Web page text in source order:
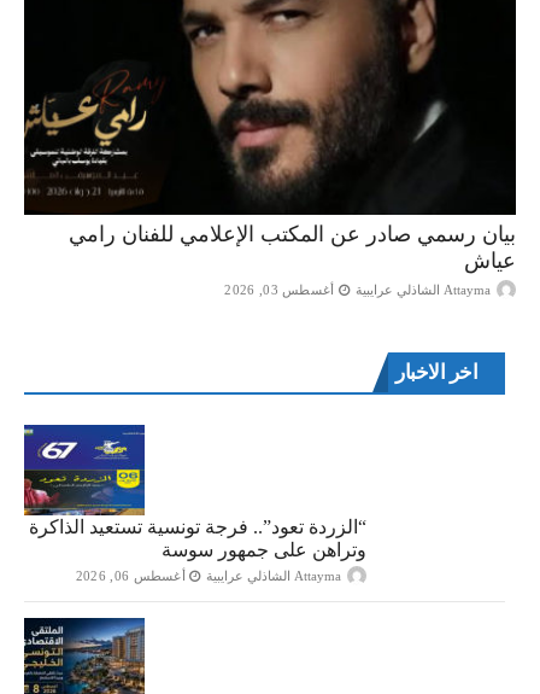
بيان رسمي صادر عن المكتب الإعلامي للفنان رامي
عياش
Attayma الشاذلي عرايبية أغسطس 03, 2026
اخر الاخبار
“الزردة تعود”.. فرجة تونسية تستعيد الذاكرة
وتراهن على جمهور سوسة
Attayma الشاذلي عرايبية أغسطس 06, 2026